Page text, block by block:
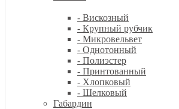
- Вискозный
- Крупный рубчик
- Микровельвет
- Однотонный
- Полиэстер
- Принтованный
- Хлопковый
- Шелковый
Габардин